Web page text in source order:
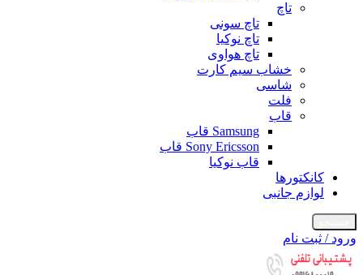
تاچ
تاچ سونی
تاچ نوکیا
تاچ هواوی
خشاب سیم کارت
شاسی
فلت
قاب
Samsung قاب
Sony Ericsson قاب
قاب نوکیا
کانکتورها
لوازم جانبی
ورود / ثبت نام